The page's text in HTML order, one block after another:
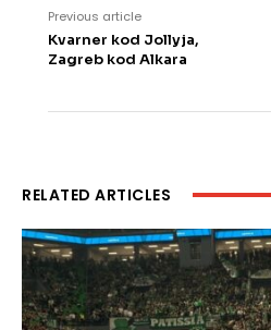
Previous article
Kvarner kod Jollyja,
Zagreb kod Alkara
RELATED ARTICLES